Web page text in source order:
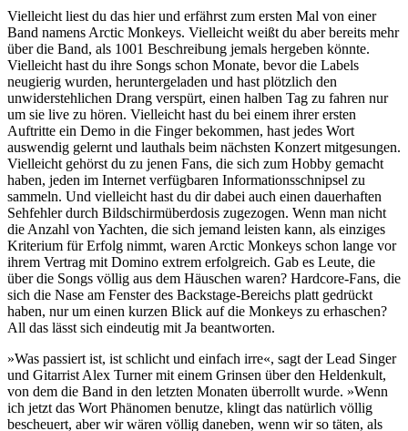
Vielleicht liest du das hier und erfährst zum ersten Mal von einer
Band namens Arctic Monkeys. Vielleicht weißt du aber bereits mehr
über die Band, als 1001 Beschreibung jemals hergeben könnte.
Vielleicht hast du ihre Songs schon Monate, bevor die Labels
neugierig wurden, heruntergeladen und hast plötzlich den
unwiderstehlichen Drang verspürt, einen halben Tag zu fahren nur
um sie live zu hören. Vielleicht hast du bei einem ihrer ersten
Auftritte ein Demo in die Finger bekommen, hast jedes Wort
auswendig gelernt und lauthals beim nächsten Konzert mitgesungen.
Vielleicht gehörst du zu jenen Fans, die sich zum Hobby gemacht
haben, jeden im Internet verfügbaren Informationsschnipsel zu
sammeln. Und vielleicht hast du dir dabei auch einen dauerhaften
Sehfehler durch Bildschirmüberdosis zugezogen. Wenn man nicht
die Anzahl von Yachten, die sich jemand leisten kann, als einziges
Kriterium für Erfolg nimmt, waren Arctic Monkeys schon lange vor
ihrem Vertrag mit Domino extrem erfolgreich. Gab es Leute, die
über die Songs völlig aus dem Häuschen waren? Hardcore-Fans, die
sich die Nase am Fenster des Backstage-Bereichs platt gedrückt
haben, nur um einen kurzen Blick auf die Monkeys zu erhaschen?
All das lässt sich eindeutig mit Ja beantworten.
»Was passiert ist, ist schlicht und einfach irre«, sagt der Lead Singer
und Gitarrist Alex Turner mit einem Grinsen über den Heldenkult,
von dem die Band in den letzten Monaten überrollt wurde. »Wenn
ich jetzt das Wort Phänomen benutze, klingt das natürlich völlig
bescheuert, aber wir wären völlig daneben, wenn wir so täten, als